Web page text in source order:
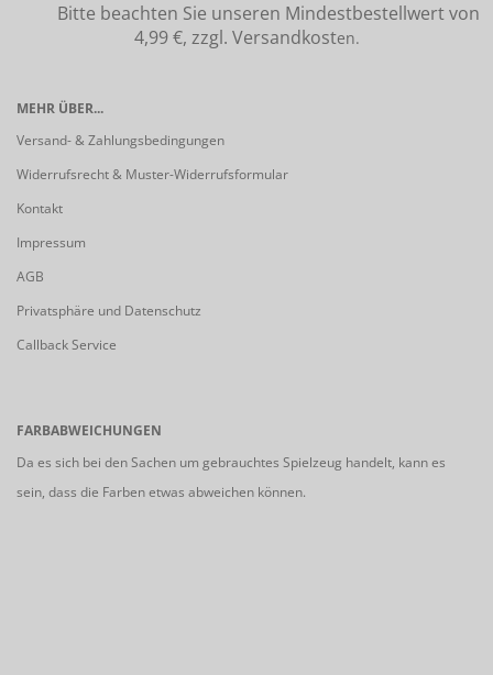
Bitte beachten Sie unseren Mindestbestellwert von
4,99 €, zzgl. Versandkosten.
MEHR ÜBER...
Versand- & Zahlungsbedingungen
Widerrufsrecht & Muster-Widerrufsformular
Kontakt
Impressum
AGB
Privatsphäre und Datenschutz
Callback Service
FARBABWEICHUNGEN
Da es sich bei den Sachen um gebrauchtes Spielzeug handelt, kann es
sein, dass die Farben etwas abweichen können.